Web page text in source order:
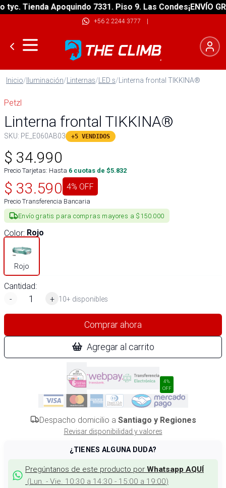
Tienda Apoquindo 7331. Piso 9. Las Condes¡ENVÍO
+56 2 2244 3777 |
Inicio/Iluminación/Linternas/LED s/Linterna frontal TIKKINA®
Petzl
Linterna frontal TIKKINA®
SKU: PE_E060AB03 +5 VENDIDOS
$ 34.990
Precio Tarjetas: Hasta 6 cuotas de $5.832
$ 33.590 4% OFF
Precio Transferencia Bancaria
Envío gratis para compras mayores a $150.000
Color: Rojo
Rojo
Cantidad:
-
+ 10+ disponibles
Comprar ahora
Agregar al carrito
4%
OFF
Despacho domicilio a Santiago y Regiones
Revisar disponibilidad y valores
¿TIENES ALGUNA DUDA?
Pregúntanos de este producto por Whatsapp AQUÍ
(Lun. - Vie. 10:30 a 14:30 - 15:00 a 19:00)